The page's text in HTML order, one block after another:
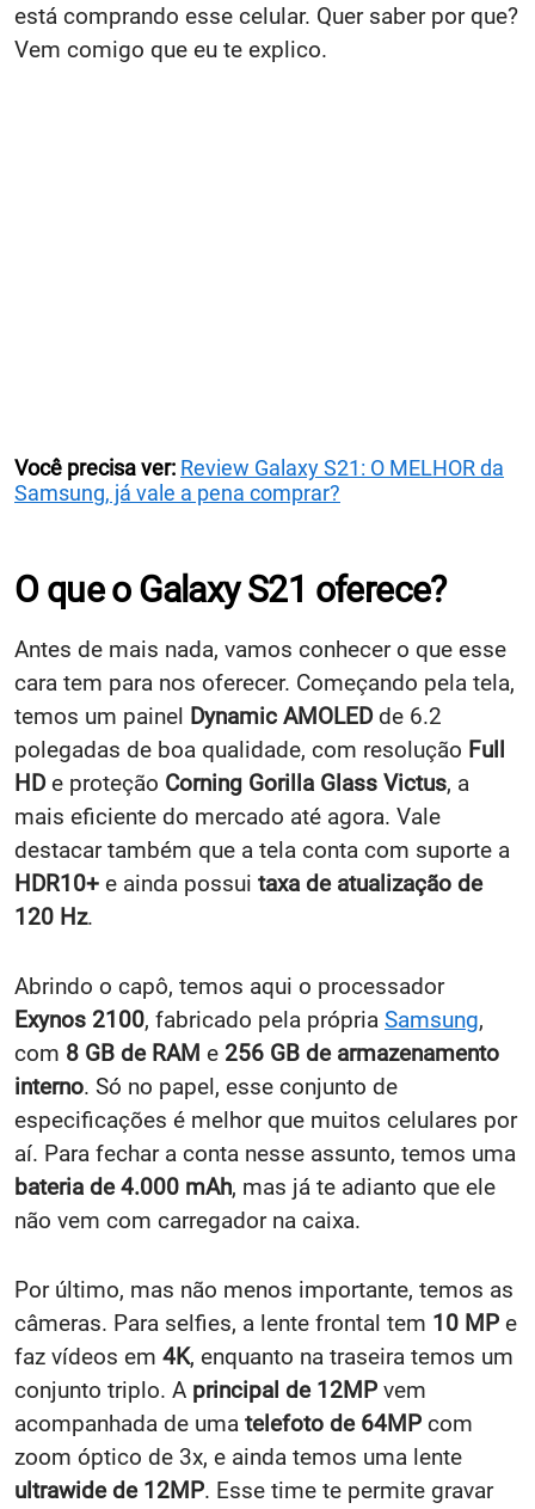
está comprando esse celular. Quer saber por que?
Vem comigo que eu te explico.
Você precisa ver: Review Galaxy S21: O MELHOR da
Samsung, já vale a pena comprar?
O que o Galaxy S21 oferece?
Antes de mais nada, vamos conhecer o que esse
cara tem para nos oferecer. Começando pela tela,
temos um painel Dynamic AMOLEDde 6.2
polegadas de boa qualidade, com resolução Full
HDe proteção Corning Gorilla Glass Victus, a
mais eficiente do mercado até agora. Vale
destacar também que a tela conta com suporte a
HDR10+ e ainda possui taxa de atualização de
120 Hz.
Abrindo o capô, temos aqui o processador
Exynos 2100, fabricado pela própria Samsung,
com 8 GB de RAM e 256 GB de armazenamento
interno. Só no papel, esse conjunto de
especificações é melhor que muitos celulares por
aí. Para fechar a conta nesse assunto, temos uma
bateria de 4.000 mAh, mas já te adianto que ele
não vem com carregador na caixa.
Por último, mas não menos importante, temos as
câmeras. Para selfies, a lente frontal tem 10 MP e
faz vídeos em 4K, enquanto na traseira temos um
conjunto triplo. A principal de 12MP vem
acompanhada de uma telefoto de 64MP com
zoom óptico de 3x, e ainda temos uma lente
ultrawide de 12MP. Esse time te permite gravar